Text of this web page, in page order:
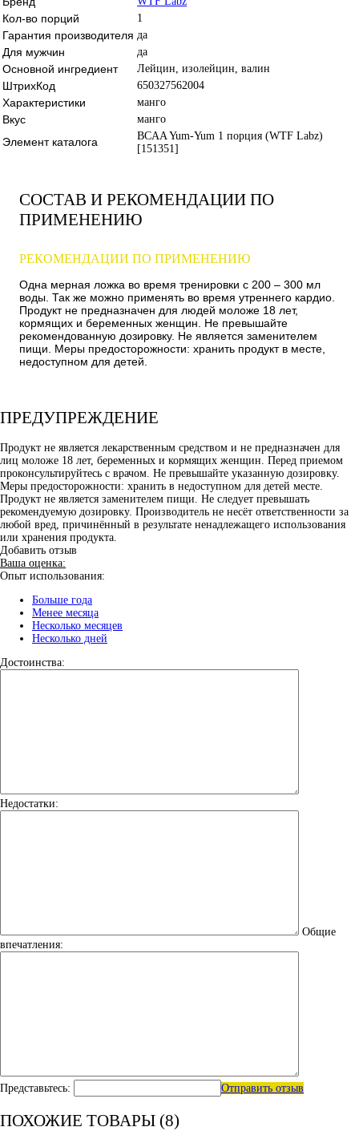
Кол-во порций 1
Гарантия производителя да
Для мужчин да
Основной ингредиент Лейцин, изолейцин, валин
ШтрихКод 650327562004
Характеристики манго
Вкус манго
Элемент каталога
BCAA Yum-Yum 1 порция (WTF Labz)
[151351]
СОСТАВ И РЕКОМЕНДАЦИИ ПО
ПРИМЕНЕНИЮ
РЕКОМЕНДАЦИИ ПО ПРИМЕНЕНИЮ
Одна мерная ложка во время тренировки с 200 – 300 мл
воды. Так же можно применять во время утреннего кардио.
Продукт не предназначен для людей моложе 18 лет,
кормящих и беременных женщин. Не превышайте
рекомендованную дозировку. Не является заменителем
пищи. Меры предосторожности: хранить продукт в месте,
недоступном для детей.
ПРЕДУПРЕЖДЕНИЕ
Продукт не является лекарственным средством и не предназначен для
лиц моложе 18 лет, беременных и кормящих женщин. Перед приемом
проконсультируйтесь с врачом. Не превышайте указанную дозировку.
Меры предосторожности: хранить в недоступном для детей месте.
Продукт не является заменителем пищи. Не следует превышать
рекомендуемую дозировку. Производитель не несёт ответственности за
любой вред, причинённый в результате ненадлежащего использования
или хранения продукта.
Добавить отзыв
Ваша оценка:
Опыт использования:
Больше года
Менее месяца
Несколько месяцев
Несколько дней
Достоинства:
Недостатки:
Общие
впечатления:
Представьтесь: Отправить отзыв
ПОХОЖИЕ ТОВАРЫ (8)